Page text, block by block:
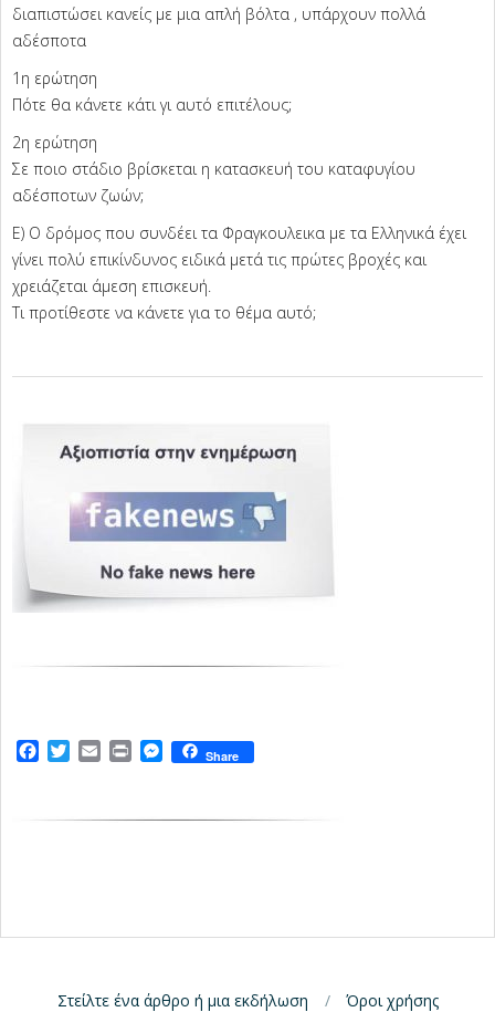
διαπιστώσει κανείς με μια απλή βόλτα , υπάρχουν πολλά
αδέσποτα
1η ερώτηση
Πότε θα κάνετε κάτι γι αυτό επιτέλους;
2η ερώτηση
Σε ποιο στάδιο βρίσκεται η κατασκευή του καταφυγίου
αδέσποτων ζωών;
Ε) Ο δρόμος που συνδέει τα Φραγκουλεικα με τα Ελληνικά έχει
γίνει πολύ επικίνδυνος ειδικά μετά τις πρώτες βροχές και
χρειάζεται άμεση επισκευή.
Τι προτίθεστε να κάνετε για το θέμα αυτό;
Facebook
TwitterEmailPrintMessenger
Share
Στείλτε ένα άρθρο ή μια εκδήλωση Όροι χρήσης